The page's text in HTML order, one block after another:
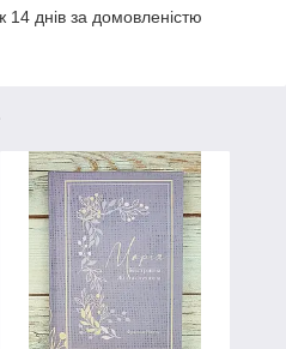
днів за домовленістю